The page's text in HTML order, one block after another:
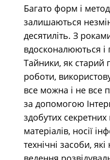
Багато форм і
залишаються
десятиліть. З
вдосконалюються і
Тайники, як старий
роботи,
все можна і не все
за допомогою
здобутих секретних
матеріалів, носії
технічні засоби, які